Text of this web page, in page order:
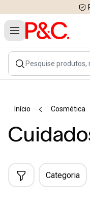
Início Cosmética
Categoria